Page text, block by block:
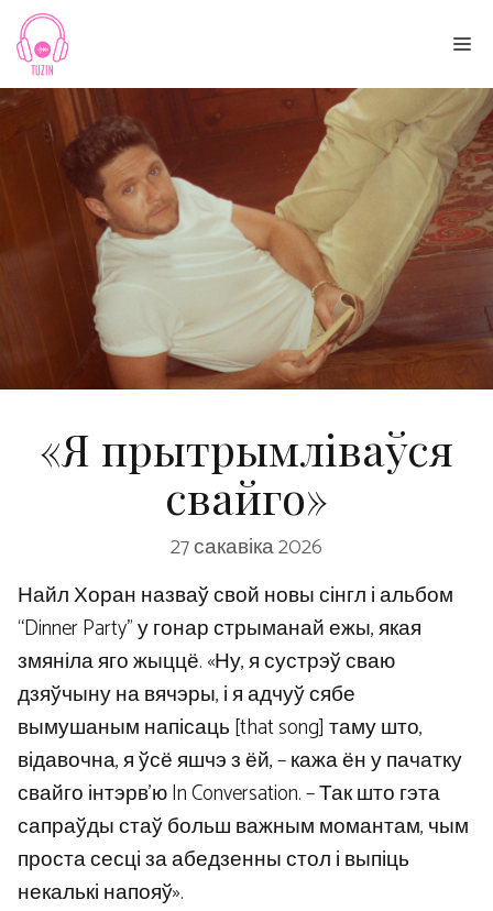
Skip
content
«Я прытрымліваўся
свайго»
27 сакавіка 2026
Найл Хоран назваў свой новы сінгл і альбом
“Dinner Party” у гонар стрыманай ежы, якая
змяніла яго жыццё. «Ну, я сустрэў сваю
дзяўчыну на вячэры, і я адчуў сябе
вымушаным напісаць [that song] таму што,
відавочна, я ўсё яшчэ з ёй, – кажа ён у пачатку
свайго інтэрв’ю In Conversation. – Так што гэта
сапраўды стаў больш важным момантам, чым
проста сесці за абедзенны стол і выпіць
некалькі напояў».